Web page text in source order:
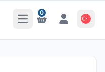
Ana Menüyü Aç
Bildirimler
0
Bildirimler